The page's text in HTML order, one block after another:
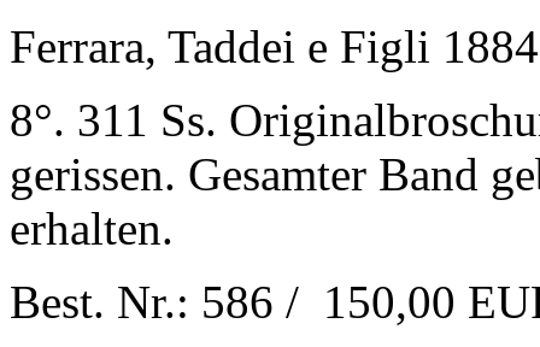
Ferrara, Taddei e Figli
8°. 311 Ss.
gerissen. Gesamter Band
erhalten.
Best. Nr.: 586 / 150,00